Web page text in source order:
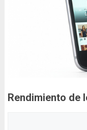
Rendimiento de